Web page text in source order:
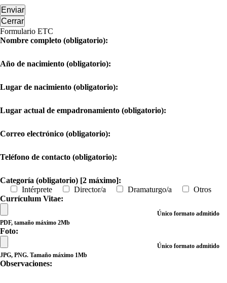
Enviar
Cerrar
Formulario ETC
Nombre completo (obligatorio):
Año de nacimiento (obligatorio):
Lugar de nacimiento (obligatorio):
Lugar actual de empadronamiento (obligatorio):
Correo electrónico (obligatorio):
Teléfono de contacto (obligatorio):
Categoría (obligatorio) [2 máximo]:
Intérprete
Director/a Dramaturgo/a
Otros
Currículum Vitae:
Único formato admitido
PDF, tamaño máximo 2Mb
Foto:
Único formato admitido
JPG, PNG. Tamaño máximo 1Mb
Observaciones: